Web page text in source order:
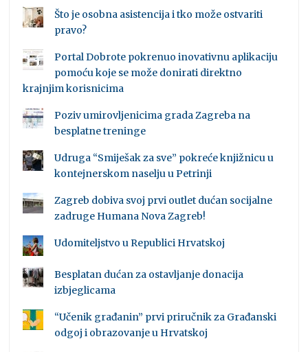
Što je osobna asistencija i tko može ostvariti
pravo?
Portal Dobrote pokrenuo inovativnu aplikaciju
pomoću koje se može donirati direktno
krajnjim korisnicima
Poziv umirovljenicima grada Zagreba na
besplatne treninge
Udruga “Smiješak za sve” pokreće knjižnicu u
kontejnerskom naselju u Petrinji
Zagreb dobiva svoj prvi outlet dućan socijalne
zadruge Humana Nova Zagreb!
Udomiteljstvo u Republici Hrvatskoj
Besplatan dućan za ostavljanje donacija
izbjeglicama
“Učenik građanin” prvi priručnik za Građanski
odgoj i obrazovanje u Hrvatskoj